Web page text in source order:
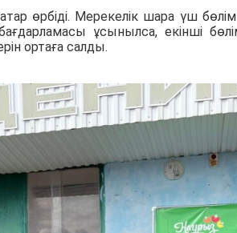
өрбіді. Мерекелік шара үш
ұсынылса, екінші
ортаға салды.